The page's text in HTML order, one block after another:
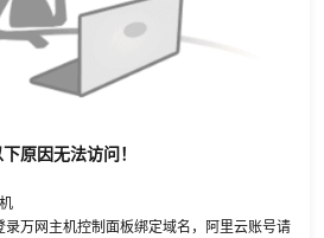
原因无法访问！
万网主机控制面板绑定域名，阿里云账号请